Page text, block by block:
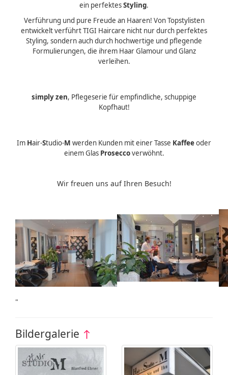
ein perfektesStyling.
Verführung und pure Freude an Haaren! Von Topstylisten
entwickelt verführt TIGI Haircare nicht nur durch perfektes
Styling, sondern auch durch hochwertige und pflegende
Formulierungen, die ihrem Haar Glamour und Glanz
verleihen.
simply zen, Pflegeserie für empfindliche, schuppige
Kopfhaut!
Im Hair-Studio-M werden Kunden mit einer Tasse Kaffeeoder
einem Glas Proseccoverwöhnt.
Wir freuen uns auf Ihren Besuch!
"
Bildergalerie ↑